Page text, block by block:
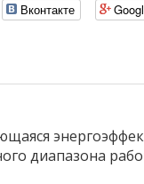
Вконтакте
диапазона